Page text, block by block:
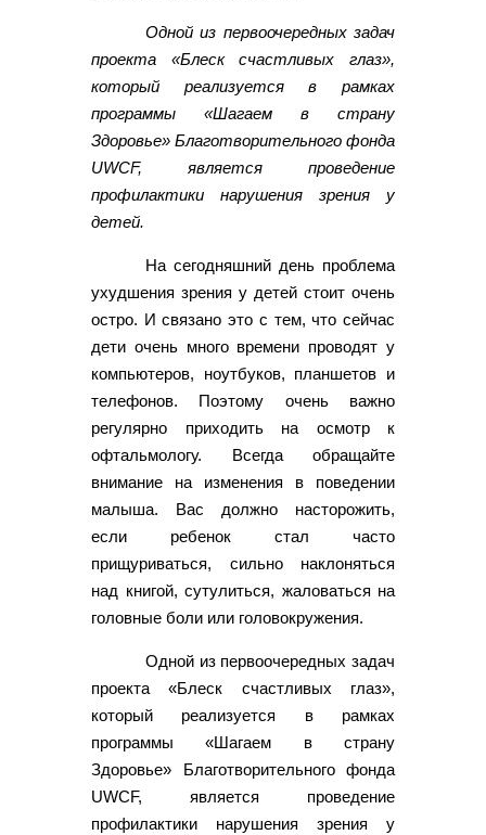
Одной из первоочередных задач
проекта «Блеск счастливых глаз»,
который реализуется в рамках
программы «Шагаем в страну
Здоровье» Благотворительного фонда
UWCF, является проведение
профилактики нарушения зрения у
детей.
На сегодняшний день проблема
ухудшения зрения у детей стоит очень
остро. И связано это с тем, что сейчас
дети очень много времени проводят у
компьютеров, ноутбуков, планшетов и
телефонов. Поэтому очень важно
регулярно приходить на осмотр к
офтальмологу. Всегда обращайте
внимание на изменения в поведении
малыша. Вас должно насторожить,
если ребенок стал часто
прищуриваться, сильно наклоняться
над книгой, сутулиться, жаловаться на
головные боли или головокружения.
Одной из первоочередных задач
проекта «Блеск счастливых глаз»,
который реализуется в рамках
программы «Шагаем в страну
Здоровье» Благотворительного фонда
UWCF, является проведение
профилактики нарушения зрения у